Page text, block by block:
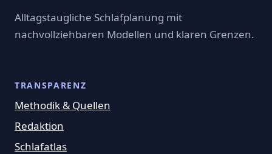
Alltagstaugliche Schlafplanung mit
nachvollziehbaren Modellen und klaren Grenzen.
TRANSPARENZ
Methodik & Quellen
Redaktion
Schlafatlas